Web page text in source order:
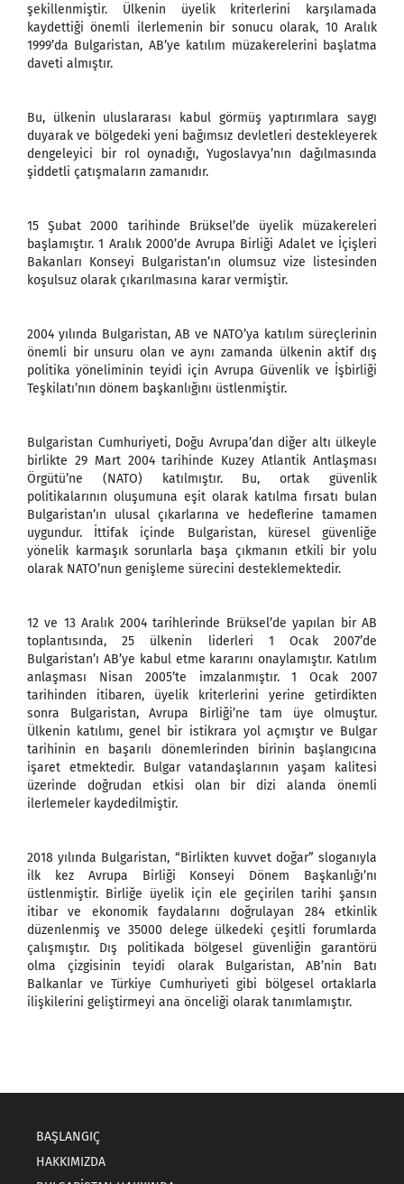
şekillenmiştir. Ülkenin üyelik kriterlerini karşılamada
kaydettiği önemli ilerlemenin bir sonucu olarak, 10 Aralık
1999’da Bulgaristan, AB’ye katılım müzakerelerini başlatma
daveti almıştır.
Bu, ülkenin uluslararası kabul görmüş yaptırımlara saygı
duyarak ve bölgedeki yeni bağımsız devletleri destekleyerek
dengeleyici bir rol oynadığı, Yugoslavya’nın dağılmasında
şiddetli çatışmaların zamanıdır.
15 Şubat 2000 tarihinde Brüksel’de üyelik müzakereleri
başlamıştır. 1 Aralık 2000’de Avrupa Birliği Adalet ve İçişleri
Bakanları Konseyi Bulgaristan’ın olumsuz vize listesinden
koşulsuz olarak çıkarılmasına karar vermiştir.
2004 yılında Bulgaristan, AB ve NATO’ya katılım süreçlerinin
önemli bir unsuru olan ve aynı zamanda ülkenin aktif dış
politika yöneliminin teyidi için Avrupa Güvenlik ve İşbirliği
Teşkilatı’nın dönem başkanlığını üstlenmiştir.
Bulgaristan Cumhuriyeti, Doğu Avrupa’dan diğer altı ülkeyle
birlikte 29 Mart 2004 tarihinde Kuzey Atlantik Antlaşması
Örgütü’ne (NATO) katılmıştır. Bu, ortak güvenlik
politikalarının oluşumuna eşit olarak katılma fırsatı bulan
Bulgaristan’ın ulusal çıkarlarına ve hedeflerine tamamen
uygundur. İttifak içinde Bulgaristan, küresel güvenliğe
yönelik karmaşık sorunlarla başa çıkmanın etkili bir yolu
olarak NATO’nun genişleme sürecini desteklemektedir.
12 ve 13 Aralık 2004 tarihlerinde Brüksel’de yapılan bir AB
toplantısında, 25 ülkenin liderleri 1 Ocak 2007’de
Bulgaristan’ı AB’ye kabul etme kararını onaylamıştır. Katılım
anlaşması Nisan 2005’te imzalanmıştır. 1 Ocak 2007
tarihinden itibaren, üyelik kriterlerini yerine getirdikten
sonra Bulgaristan, Avrupa Birliği’ne tam üye olmuştur.
Ülkenin katılımı, genel bir istikrara yol açmıştır ve Bulgar
tarihinin en başarılı dönemlerinden birinin başlangıcına
işaret etmektedir. Bulgar vatandaşlarının yaşam kalitesi
üzerinde doğrudan etkisi olan bir dizi alanda önemli
ilerlemeler kaydedilmiştir.
2018 yılında Bulgaristan, “Birlikten kuvvet doğar” sloganıyla
ilk kez Avrupa Birliği Konseyi Dönem Başkanlığı’nı
üstlenmiştir. Birliğe üyelik için ele geçirilen tarihi şansın
itibar ve ekonomik faydalarını doğrulayan 284 etkinlik
düzenlenmiş ve 35000 delege ülkedeki çeşitli forumlarda
çalışmıştır. Dış politikada bölgesel güvenliğin garantörü
olma çizgisinin teyidi olarak Bulgaristan, AB’nin Batı
Balkanlar ve Türkiye Cumhuriyeti gibi bölgesel ortaklarla
ilişkilerini geliştirmeyi ana önceliği olarak tanımlamıştır.
BAŞLANGIÇ
HAKKIMIZDA